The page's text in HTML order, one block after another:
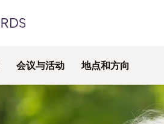
会议与活动 地点和方向